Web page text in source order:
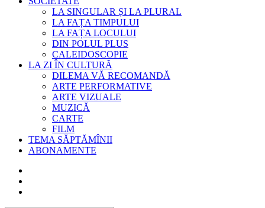
LA SINGULAR ȘI LA PLURAL
LA FAȚA TIMPULUI
LA FAȚA LOCULUI
DIN POLUL PLUS
CALEIDOSCOPIE
LA ZI ÎN CULTURĂ
DILEMA VĂ RECOMANDĂ
ARTE PERFORMATIVE
ARTE VIZUALE
MUZICĂ
CARTE
FILM
TEMA SĂPTĂMÎNII
ABONAMENTE